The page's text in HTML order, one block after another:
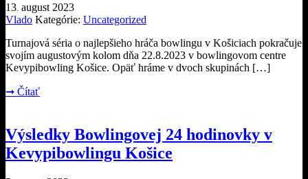
13 august 2023
Vlado Kategórie: Uncategorized
Turnajová séria o najlepšieho hráča bowlingu v Košiciach pokračuje
svojím augustovým kolom dňa 22.8.2023 v bowlingovom centre
Kevypibowling Košice. Opäť hráme v dvoch skupinách […]
➞ Čítať
Výsledky Bowlingovej 24 hodinovky v
Kevypibowlingu Košice